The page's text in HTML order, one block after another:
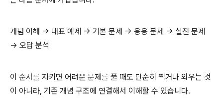
개념 이해 → 대표 예제 → 기본 문제 → 응용 문제 → 실전 문제
→ 오답 분석
이 순서를 지키면 어려운 문제를 풀 때도 단순히 찍거나 외우는 것
이 아니라, 기존 개념 구조에 연결해서 이해할 수 있습니다.